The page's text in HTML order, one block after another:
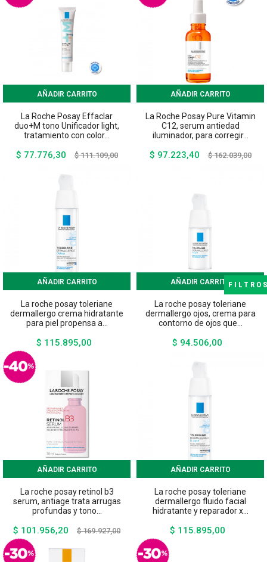
AÑADIR CARRITO
La Roche Posay Effaclar
duo+M tono Unificador light,
tratamiento con color...
$ 77.776,30
Precio
$ 111.109,00Precio
AÑADIR CARRITO
La Roche Posay Pure Vitamin
C12, serum antiedad
iluminador, para corregir...
$ 97.223,40
Precio
$ 162.039,00
AÑADIR CARRITO
La roche posay toleriane
dermallergo crema hidratante
para piel propensa a...
$ 115.895,00
AÑADIR CARRITO
La roche posay toleriane
dermallergo ojos, crema para
contorno de ojos que...
$ 94.506,00
AÑADIR CARRITO
La roche posay retinol b3
serum, antiage trata arrugas
profundas y tono...
$ 101.956,20
Precio
$ 169.927,00Precio
AÑADIR CARRITO
La roche posay toleriane
dermallergo fluido facial
hidratante y reparador x...
$ 115.895,00